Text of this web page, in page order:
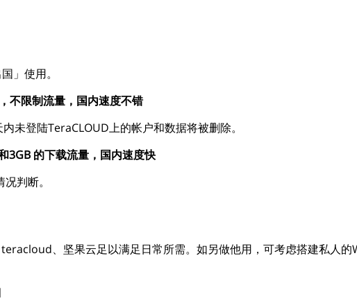
」使用。
不限制流量，国内速度不错
登陆TeraCLOUD上的帐户和数据将被删除。
3GB 的下载流量，国内速度快
判断。
、坚果云足以满足日常所需。如另做他用，可考虑搭建私人